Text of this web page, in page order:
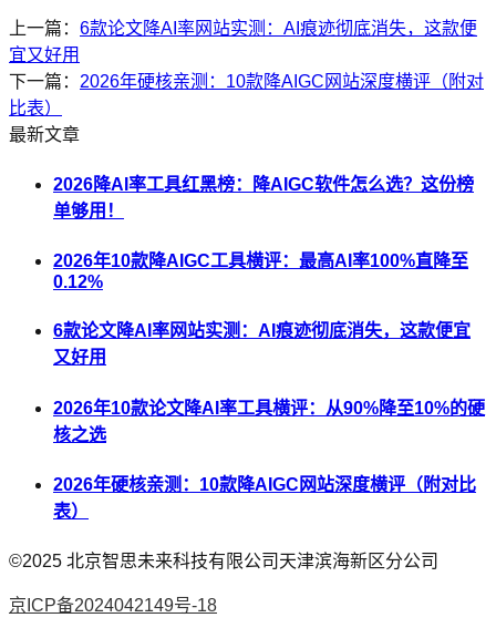
上一篇： 6款论文降AI率网站实测：AI痕迹彻底消失，这款便
宜又好用
下一篇： 2026年硬核亲测：10款降AIGC网站深度横评（附对
比表）
最新文章
2026降AI率工具红黑榜：降AIGC软件怎么选？这份榜
单够用！
2026年10款降AIGC工具横评：最高AI率100%直降至
0.12%
6款论文降AI率网站实测：AI痕迹彻底消失，这款便宜
又好用
2026年10款论文降AI率工具横评：从90%降至10%的硬
核之选
2026年硬核亲测：10款降AIGC网站深度横评（附对比
表）
©2025 北京智思未来科技有限公司天津滨海新区分公司
京ICP备2024042149号-18